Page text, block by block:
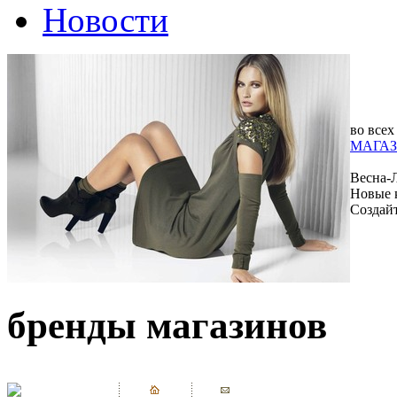
Новости
во всех
Весна-
Новые
бренды магазинов